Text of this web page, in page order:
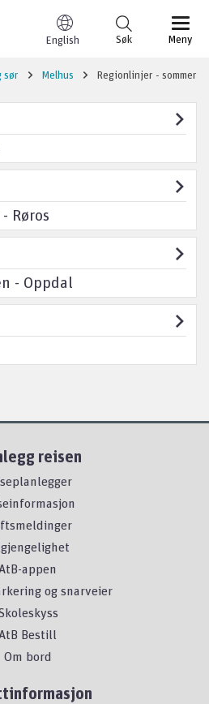
English Meny
Søk
sør Melhus Regionlinjer - sommer
Røros
- Oppdal
reisen
appen
og snarveier
Bestill
Om bord